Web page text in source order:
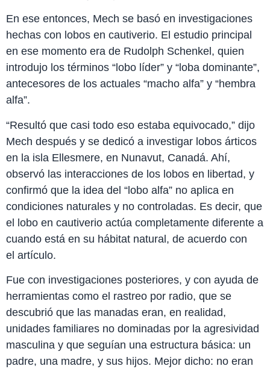
En ese entonces, Mech se basó en investigaciones
hechas con lobos en cautiverio. El estudio principal
en ese momento era de Rudolph Schenkel, quien
introdujo los términos “lobo líder” y “loba dominante”,
antecesores de los actuales “macho alfa” y “hembra
alfa”.
“Resultó que casi todo eso estaba equivocado,” dijo
Mech después y se dedicó a investigar lobos árticos
en la isla Ellesmere, en Nunavut, Canadá. Ahí,
observó las interacciones de los lobos en libertad, y
confirmó que la idea del “lobo alfa” no aplica en
condiciones naturales y no controladas. Es decir, que
el lobo en cautiverio actúa completamente diferente a
cuando está en su hábitat natural, de acuerdo con
el artículo.
Fue con investigaciones posteriores, y con ayuda de
herramientas como el rastreo por radio, que se
descubrió que las manadas eran, en realidad,
unidades familiares no dominadas por la agresividad
masculina y que seguían una estructura básica: un
padre, una madre, y sus hijos. Mejor dicho: no eran